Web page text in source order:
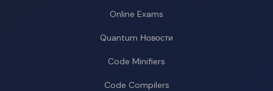
Online Exams
Quantum Новости
Code Minifiers
Code Compilers